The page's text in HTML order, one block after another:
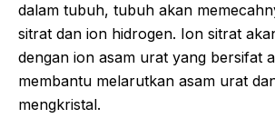
dalam tubuh, tubuh akan
sitrat dan ion hidrogen. Ion sitrat
dengan ion asam urat yang bersifat
membantu melarutkan asam urat
mengkristal.